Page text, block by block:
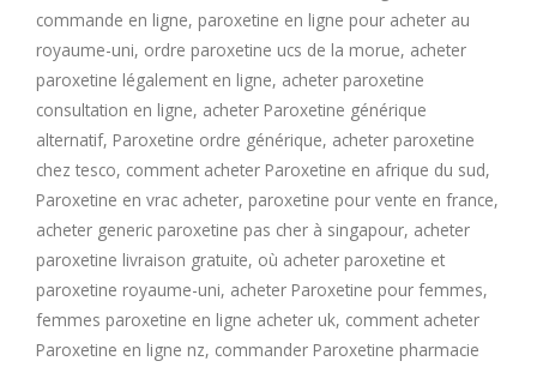
X
Y
Z
commande en ligne, paroxetine en ligne pour acheter au
royaume-uni, ordre paroxetine ucs de la morue, acheter
paroxetine légalement en ligne, acheter paroxetine
consultation en ligne, acheter Paroxetine générique
alternatif, Paroxetine ordre générique, acheter paroxetine
chez tesco, comment acheter Paroxetine en afrique du sud,
Paroxetine en vrac acheter, paroxetine pour vente en france,
acheter generic paroxetine pas cher à singapour, acheter
paroxetine livraison gratuite, où acheter paroxetine et
paroxetine royaume-uni, acheter Paroxetine pour femmes,
femmes paroxetine en ligne acheter uk, comment acheter
Paroxetine en ligne nz, commander Paroxetine pharmacie